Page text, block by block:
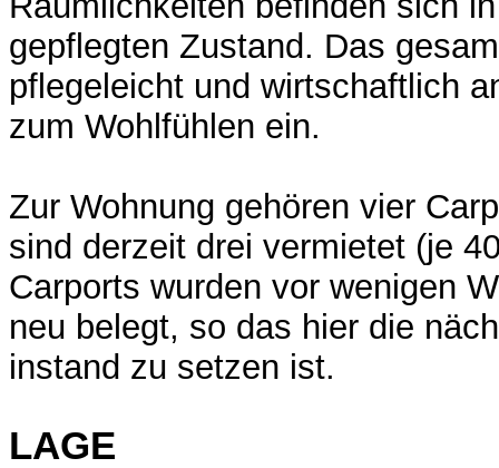
gepflegten Zustand. Das
pflegeleicht und wirtschaftlich
zum Wohlfühlen ein.
Zur Wohnung gehören vier
sind derzeit drei vermietet (je
Carports wurden vor wenigen
neu belegt, so das hier die
instand zu setzen ist.
LAGE